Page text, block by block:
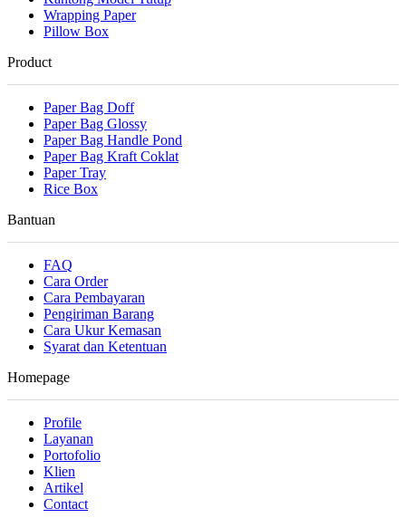
Wrapping Paper
Pillow Box
Product
Paper Bag Doff
Paper Bag Glossy
Paper Bag Handle Pond
Paper Bag Kraft Coklat
Paper Tray
Rice Box
Bantuan
FAQ
Cara Order
Cara Pembayaran
Pengiriman Barang
Cara Ukur Kemasan
Syarat dan Ketentuan
Homepage
Profile
Layanan
Portofolio
Klien
Artikel
Contact